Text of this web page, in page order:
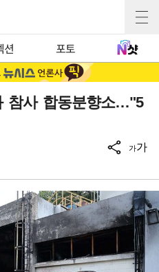
션 포토
참사 합동분향소…"5
가가